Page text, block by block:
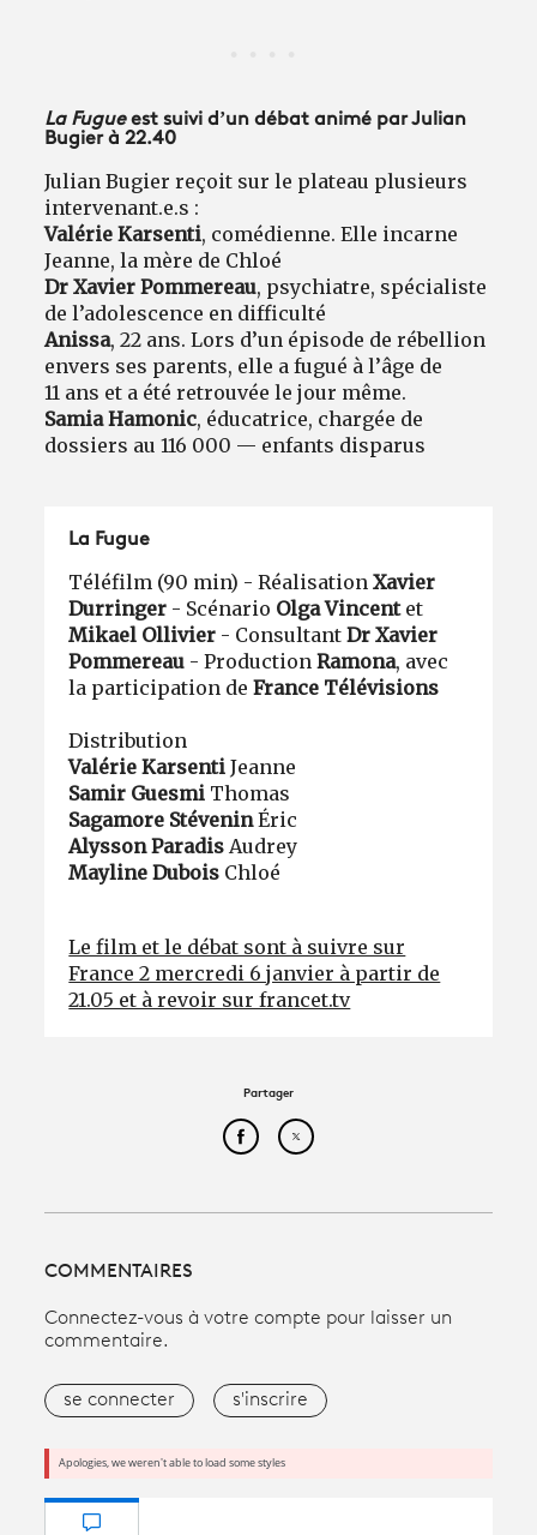
La Fugueest suivi d’un débat animé parJulian
Bugierà 22.40
Julian Bugier reçoit sur le plateau plusieurs
intervenant.e.s :
Valérie Karsenti, comédienne. Elle incarne
Jeanne, la mère de Chloé
Dr Xavier Pommereau, psychiatre, spécialiste
de l’adolescence en difficulté
Anissa, 22 ans. Lors d’un épisode de rébellion
envers ses parents, elle a fugué à l’âge de
11 ans et a été retrouvée le jour même.
Samia Hamonic, éducatrice, chargée de
dossiers au 116 000 — enfants disparus
La Fugue
Téléfilm (90 min) - RéalisationXavier
Durringer - Scénario Olga Vincentet
Mikael Ollivier - Consultant Dr Xavier
Pommereau - Production Ramona, avec
la participation deFrance Télévisions
Distribution
Valérie Karsenti Jeanne
Samir Guesmi Thomas
Sagamore StéveninÉric
Alysson Paradis Audrey
Mayline Dubois Chloé
Le film et le débat sont à suivre sur
France 2 mercredi 6 janvier à partir de
21.05 et à revoir sur francet.tv
Partager
Partager cet article sur
Partager cet article sur
COMMENTAIRES
Connectez-vous à votre compte pour laisser un
commentaire.
se connecter s'inscrire